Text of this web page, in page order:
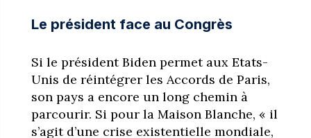
Le président face au Congrès
Si le président Biden permet aux Etats-
Unis de réintégrer les Accords de Paris,
son pays a encore un long chemin à
parcourir. Si pour la Maison Blanche, « il
s’agit d’une crise existentielle mondiale,